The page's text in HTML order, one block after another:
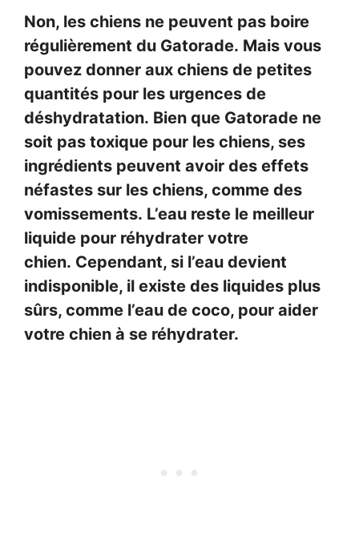
Non, les chiens ne peuvent pas boire
régulièrement du Gatorade. Mais vous
pouvez donner aux chiens de petites
quantités pour les urgences de
déshydratation. Bien que Gatorade ne
soit pas toxique pour les chiens, ses
ingrédients peuvent avoir des effets
néfastes sur les chiens, comme des
vomissements. L’eau reste le meilleur
liquide pour réhydrater votre
chien. Cependant, si l’eau devient
indisponible, il existe des liquides plus
sûrs, comme l’eau de coco, pour aider
votre chien à se réhydrater.